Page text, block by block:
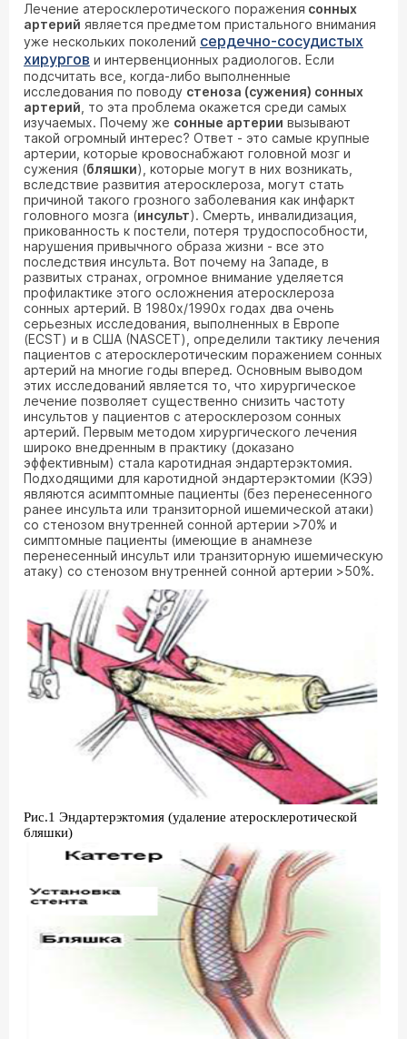
Лечение атеросклеротического поражения сонных
артерий является предметом пристального внимания
уже нескольких поколений сердечно-сосудистых
хирургов и интервенционных радиологов. Если
подсчитать все, когда-либо выполненные
исследования по поводу стеноза (сужения) сонных
артерий , то эта проблема окажется среди самых
изучаемых. Почему же сонные артерии вызывают
такой огромный интерес? Ответ - это самые крупные
артерии, которые кровоснабжают головной мозг и
сужения (бляшки), которые могут в них возникать,
вследствие развития атеросклероза, могут стать
причиной такого грозного заболевания как инфаркт
головного мозга (инсульт). Смерть, инвалидизация,
прикованность к постели, потеря трудоспособности,
нарушения привычного образа жизни - все это
последствия инсульта. Вот почему на Западе, в
развитых странах, огромное внимание уделяется
профилактике этого осложнения атеросклероза
сонных артерий. В 1980х/1990х годах два очень
серьезных исследования, выполненных в Европе
(ECST) и в США (NASCET), определили тактику лечения
пациентов с атеросклеротическим поражением сонных
артерий на многие годы вперед. Основным выводом
этих исследований является то, что хирургическое
лечение позволяет существенно снизить частоту
инсультов у пациентов с атеросклерозом сонных
артерий. Первым методом хирургического лечения
широко внедренным в практику (доказано
эффективным) стала каротидная эндартерэктомия.
Подходящими для каротидной эндартерэктомии (КЭЭ)
являются асимптомные пациенты (без перенесенного
ранее инсульта или транзиторной ишемической атаки)
со стенозом внутренней сонной артерии >70% и
симптомные пациенты (имеющие в анамнезе
перенесенный инсульт или транзиторную ишемическую
атаку) со стенозом внутренней сонной артерии >50%.
Рис.1 Эндартерэктомия (удаление атеросклеротической
бляшки)